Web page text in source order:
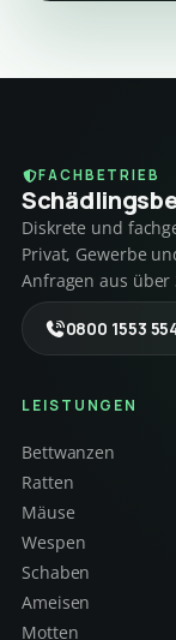
FACHBETRIEB
Diskrete und
Privat, Gewerbe
Anfragen aus über
0800 1553
LEISTUNGEN
Bettwanzen
Ratten
Mäuse
Wespen
Schaben
Ameisen
Motten